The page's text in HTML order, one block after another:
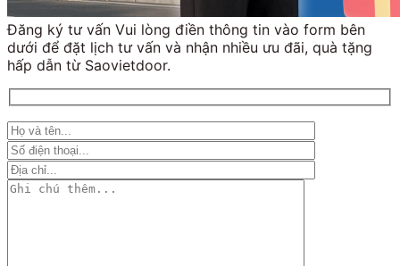
Đăng ký tư vấn Vui lòng điền thông tin vào form bên
dưới để đặt lịch tư vấn và nhận nhiều ưu đãi, quà tặng
hấp dẫn từ Saovietdoor.